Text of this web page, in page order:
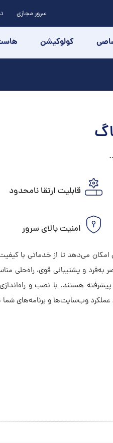
سرور مجازی
کولوکیشن
قابلیت ارتقا نامحدود
امنیت بالای سرور
امکان می‌دهد تا از خدماتی با
به‌فرد و پشتیبانی قوی، راه‌حلی
هستند. با نصب و
عملکرد وب‌سایت‌ها و برنامه‌های